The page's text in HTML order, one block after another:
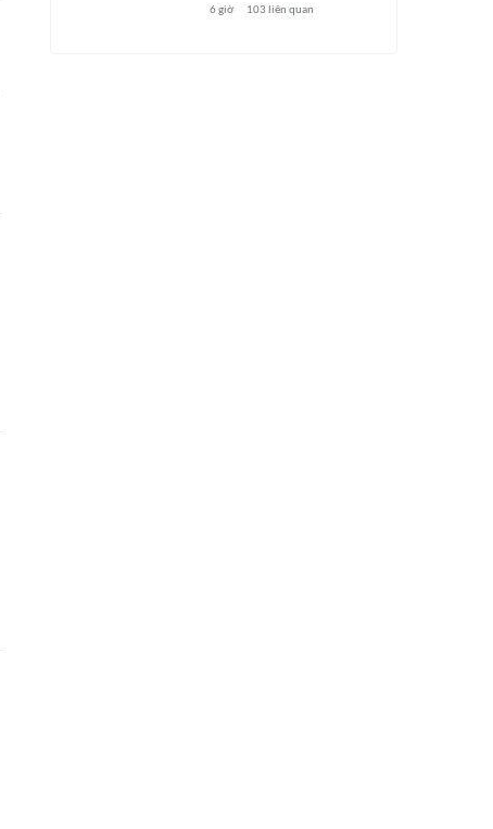
6 giờ 103 liên quan